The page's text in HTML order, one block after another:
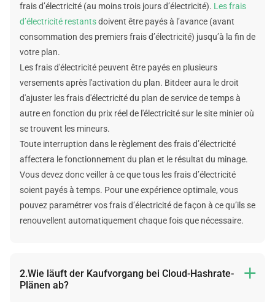
frais d’électricité (au moins trois jours d’électricité). Les frais
d’électricité restantsdoivent être payés à l’avance (avant
consommation des premiers frais d’électricité) jusqu’à la fin de
votre plan.
Les frais d'électricité peuvent être payés en plusieurs
versements après l'activation du plan. Bitdeer aura le droit
d'ajuster les frais d'électricité du plan de service de temps à
autre en fonction du prix réel de l'électricité sur le site minier où
se trouvent les mineurs.
Toute interruption dans le règlement des frais d’électricité
affectera le fonctionnement du plan et le résultat du minage.
Vous devez donc veiller à ce que tous les frais d’électricité
soient payés à temps. Pour une expérience optimale, vous
pouvez paramétrer vos frais d’électricité de façon à ce qu’ils se
renouvellent automatiquement chaque fois que nécessaire.
2.Wie läuft der Kaufvorgang bei Cloud-Hashrate-
Plänen ab?
